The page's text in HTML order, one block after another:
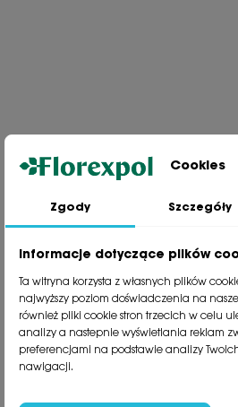
Jesteśmy wiodącą firmą wysyłkową roślin
30 lat dzielimy się z naszymi Klientami
81 533 23 05
phone81 533 30 50
phone 81 533 82 20
Polecane kategorie
Cookies
Zgody Szczegóły
Informacje dotyczące plików
Ta witryna korzysta z własnych plików
najwyższy poziom doświadczenia na
również pliki cookie stron trzecich w celu
analizy a nastepnie wyświetlania reklam
preferencjami na podstawie analizy
nawigacji.